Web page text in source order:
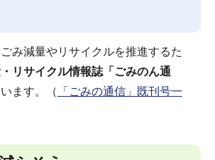
み減量やリサイクルを推進するた
リサイクル情報誌「ごみのん通
ます。（ 「ごみの通信」既刊号一